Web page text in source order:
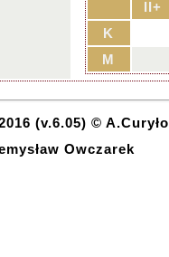
II+
K
M
(v.6.05) © A.Curyło
Owczarek